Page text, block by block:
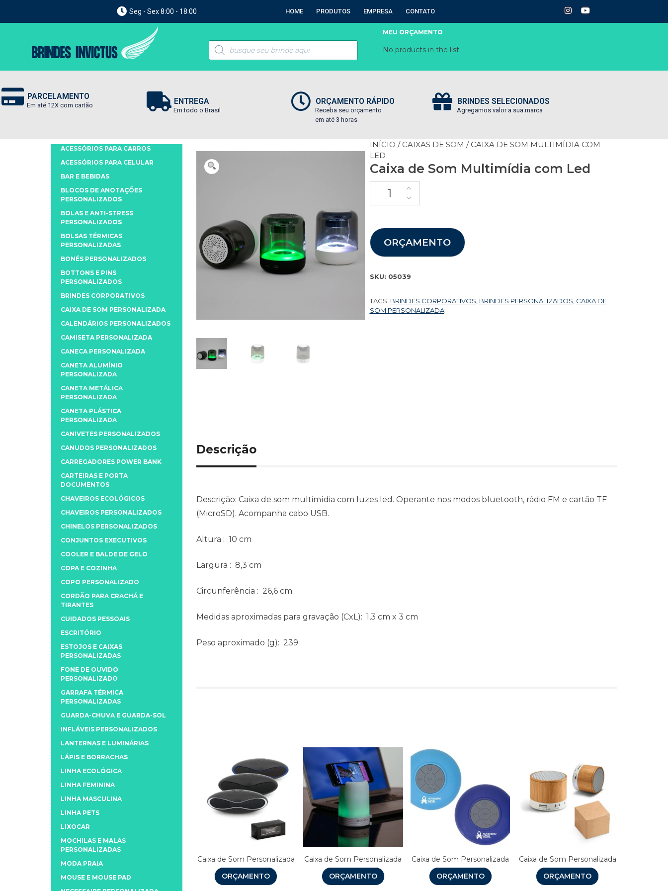
Seg - Sex 8:00 - 18:00 HOME PRODUTOS EMPRESA CONTATO
MEU ORÇAMENTO
No products in the list
PARCELAMENTO
Em até 12X com cartão ENTREGA
Em todo o Brasil
ORÇAMENTO RÁPIDO
Receba seu orçamento
em até 3 horas
BRINDES SELECIONADOS
Agregamos valor a sua marca
INÍCIO / CAIXAS DE SOM / CAIXA DE SOM MULTIMÍDIA COM
LED
Caixa de Som Multimídia com Led
ORÇAMENTO
SKU: 05039
TAGS: BRINDES CORPORATIVOS BRINDES PERSONALIZADOS CAIXA DE
SOM PERSONALIZADA
Descrição
Descrição: Caixa de som multimídia com luzes led. Operante nos modos bluetooth, rádio FM e cartão TF
(MicroSD). Acompanha cabo USB.
Altura : 10 cm
Largura : 8,3 cm
Circunferência : 26,6 cm
Medidas aproximadas para gravação (CxL): 1,3 cm x 3 cm
Peso aproximado (g): 239
Caixa de Som Personalizada
ORÇAMENTO
Caixa de Som Personalizada
ORÇAMENTO
Caixa de Som Personalizada
ORÇAMENTO
Caixa de Som Personalizada
ORÇAMENTO
ACESSÓRIOS PARA CARROS
ACESSÓRIOS PARA CELULAR
BAR E BEBIDAS
BLOCOS DE ANOTAÇÕES
PERSONALIZADOS
BOLAS E ANTI-STRESS
PERSONALIZADOS
BOLSAS TÉRMICAS
PERSONALIZADAS
BONÉS PERSONALIZADOS
BOTTONS E PINS
PERSONALIZADOS
BRINDES CORPORATIVOS
CAIXA DE SOM PERSONALIZADA
CALENDÁRIOS PERSONALIZADOS
CAMISETA PERSONALIZADA
CANECA PERSONALIZADA
CANETA ALUMÍNIO
PERSONALIZADA
CANETA METÁLICA
PERSONALIZADA
CANETA PLÁSTICA
PERSONALIZADA
CANIVETES PERSONALIZADOS
CANUDOS PERSONALIZADOS
CARREGADORES POWER BANK
CARTEIRAS E PORTA
DOCUMENTOS
CHAVEIROS ECOLÓGICOS
CHAVEIROS PERSONALIZADOS
CHINELOS PERSONALIZADOS
CONJUNTOS EXECUTIVOS
COOLER E BALDE DE GELO
COPA E COZINHA
COPO PERSONALIZADO
CORDÃO PARA CRACHÁ E
TIRANTES
CUIDADOS PESSOAIS
ESCRITÓRIO
ESTOJOS E CAIXAS
PERSONALIZADAS
FONE DE OUVIDO
PERSONALIZADO
GARRAFA TÉRMICA
PERSONALIZADAS
GUARDA-CHUVA E GUARDA-SOL
INFLÁVEIS PERSONALIZADOS
LANTERNAS E LUMINÁRIAS
LÁPIS E BORRACHAS
LINHA ECOLÓGICA
LINHA FEMININA
LINHA MASCULINA
LINHA PETS
LIXOCAR
MOCHILAS E MALAS
PERSONALIZADAS
MODA PRAIA
MOUSE E MOUSE PAD